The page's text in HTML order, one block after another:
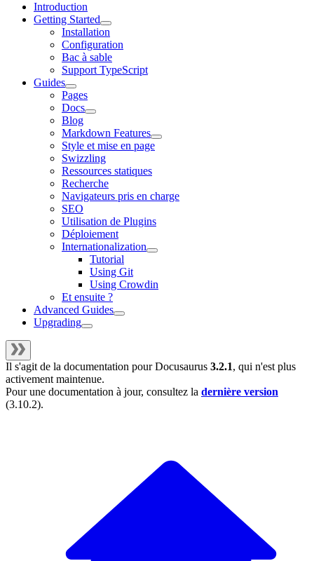
Introduction
Getting Started
Installation
Configuration
Bac à sable
Support TypeScript
Guides
Pages
Docs
Blog
Markdown Features
Style et mise en page
Swizzling
Ressources statiques
Recherche
Navigateurs pris en charge
SEO
Utilisation de Plugins
Déploiement
Internationalization
Tutorial
Using Git
Using Crowdin
Et ensuite ?
Advanced Guides
Upgrading
Il s'agit de la documentation pourDocusaurus 3.2.1, qui n'est plus
activement maintenue.
Pour une documentation à jour, consultez la dernière version
(3.10.2).